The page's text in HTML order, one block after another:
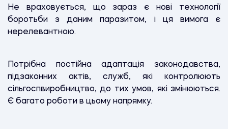
Не враховується, що зараз є нові технології
боротьби з даним паразитом, і ця вимога є
нерелевантною.
Потрібна постійна адаптація законодавства,
підзаконних актів, служб, які контролюють
сільгоспвиробництво, до тих умов, які змінюються.
Є багато роботи в цьому напрямку.